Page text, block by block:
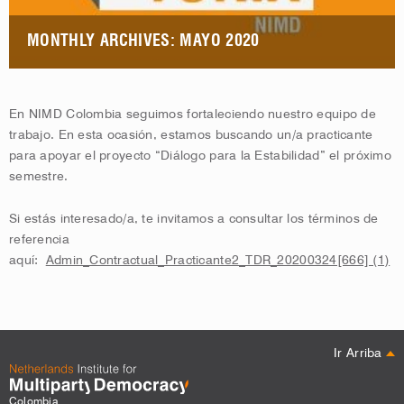
MONTHLY ARCHIVES: MAYO 2020
En NIMD Colombia seguimos fortaleciendo nuestro equipo de
trabajo. En esta ocasión, estamos buscando un/a practicante
para apoyar el proyecto “Diálogo para la Estabilidad” el próximo
semestre.
Si estás interesado/a, te invitamos a consultar los términos de
referencia
aquí: Admin_Contractual_Practicante2_TDR_20200324[666] (1)
Ir Arriba